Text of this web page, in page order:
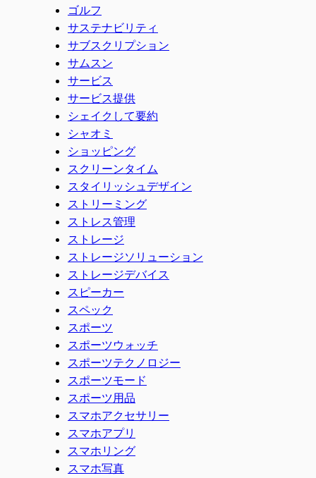
ゴルフ
サステナビリティ
サブスクリプション
サムスン
サービス
サービス提供
シェイクして要約
シャオミ
ショッピング
スクリーンタイム
スタイリッシュデザイン
ストリーミング
ストレス管理
ストレージ
ストレージソリューション
ストレージデバイス
スピーカー
スペック
スポーツ
スポーツウォッチ
スポーツテクノロジー
スポーツモード
スポーツ用品
スマホアクセサリー
スマホアプリ
スマホリング
スマホ写真